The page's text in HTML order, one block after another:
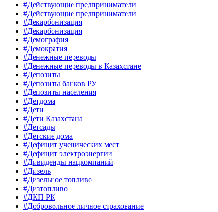
#Действующие предприниматели
#Действующие предприниматели
#Декарбонизация
#Декарбонизация
#Демография
#Демократия
#Денежные переводы
#Денежные переводы в Казахстане
#Депозиты
#Депозиты банков РУ
#Депозиты населения
#Детдома
#Дети
#Дети Казахстана
#Детсады
#Детские дома
#Дефицит ученических мест
#Дефицит электроэнергии
#Дивиденды нацкомпаний
#Дизель
#Дизельное топливо
#Дизтопливо
#ДКП РК
#Добровольное личное страхование